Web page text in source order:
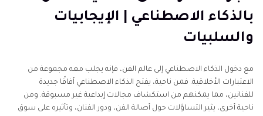
بالذكاء الاصطناعي | الإيجابيات
والسلبيات
مع دخول الذكاء الاصطناعي إلى عالم الفن، فإنه يجلب معه مجموعة من
الاعتبارات الأخلاقية. فمن ناحية، يفتح الذكاء الاصطناعي آفاقًا جديدة
للفنانين، مما يمكنهم من استكشاف مجالات إبداعية غير مسبوقة. ومن
ناحية أخرى، يثير التساؤلات حول أصالة الفن، ودور الفنان، وتأثيره على سوق